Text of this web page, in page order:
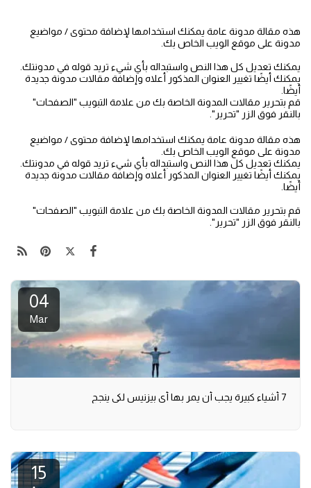
هذه مقالة مدونة عامة يمكنك استخدامها لإضافة محتوى / مواضيع
مدونة على موقع الويب الخاص بك.
يمكنك تعديل كل هذا النص واستبداله بأي شيء تريد قوله في مدونتك.
يمكنك أيضًا تغيير العنوان المذكور أعلاه وإضافة مقالات مدونة جديدة
أيضًا.
قم بتحرير مقالات المدونة الخاصة بك من علامة التبويب "الصفحات"
بالنقر فوق الزر "تحرير".
هذه مقالة مدونة عامة يمكنك استخدامها لإضافة محتوى / مواضيع
مدونة على موقع الويب الخاص بك.
يمكنك تعديل كل هذا النص واستبداله بأي شيء تريد قوله في مدونتك.
يمكنك أيضًا تغيير العنوان المذكور أعلاه وإضافة مقالات مدونة جديدة
أيضًا.
قم بتحرير مقالات المدونة الخاصة بك من علامة التبويب "الصفحات"
بالنقر فوق الزر "تحرير".
04
Mar
7 أشياء كبيرة يجب أن يمر بها أي بيزنيس لكي ينجح
15